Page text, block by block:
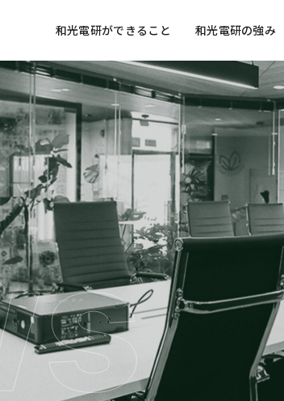
和光電研ができること 和光電研の強み